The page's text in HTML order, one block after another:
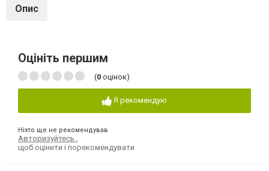
Опис
Оцініть першим
(0 оцінок)
Я рекомендую
Ніхто ще не рекомендував
Авторизуйтесь
щоб оцінити і порекомендувати